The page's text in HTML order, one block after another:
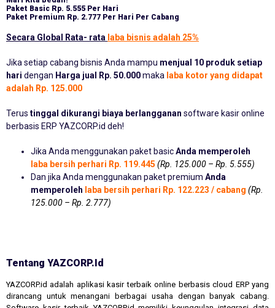
Paket Basic Rp. 5.555 Per Hari
Paket Premium Rp. 2.777 Per Hari Per Cabang
Secara Global Rata- rata laba bisnis adalah 25%
Jika setiap cabang bisnis Anda mampu menjual 10 produk setiap
hari dengan Harga jual Rp. 50.000maka laba kotor yang didapat
adalah Rp. 125.000
Terus tinggal dikurangi biaya berlangganan software kasir online
berbasis ERP YAZCORP.id deh!
Jika Anda menggunakan paket basicAnda memperoleh
laba bersih perhari Rp. 119.445 (Rp. 125.000 – Rp. 5.555)
Dan jika Anda menggunakan paket premium Anda
memperoleh laba bersih perhari Rp. 122.223 / cabang (Rp.
125.000 – Rp. 2.777)
Tentang YAZCORP.id
YAZCORP.id adalah aplikasi kasir terbaik online berbasis cloud ERP yang
dirancang untuk menangani berbagai usaha dengan banyak cabang.